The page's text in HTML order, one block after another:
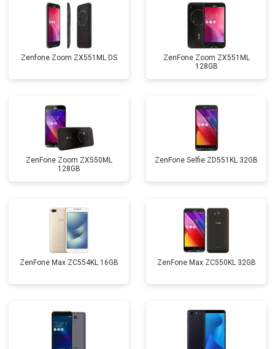
Zenfone Zoom ZX551ML DS
ZenFone Zoom ZX551ML
128GB
ZenFone Zoom ZX550ML
128GB
ZenFone Selfie ZD551KL 32GB
ZenFone Max ZC554KL 16GB ZenFone Max ZC550KL 32GB